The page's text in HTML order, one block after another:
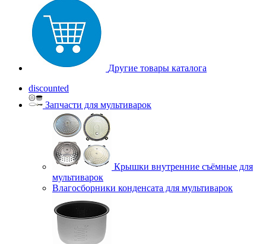
Другие товары каталога
discounted
Запчасти для мультиварок
Крышки внутренние съёмные для
мультиварок
Влагосборники конденсата для мультиварок